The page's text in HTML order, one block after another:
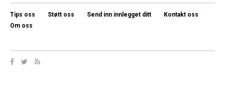
Tips oss Støtt oss Send inn innlegget ditt
Kontakt oss
Om oss